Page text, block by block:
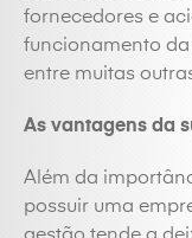
fornecedores e
funcionamento
entre muitas
As vantagens da
Além da
possuir uma